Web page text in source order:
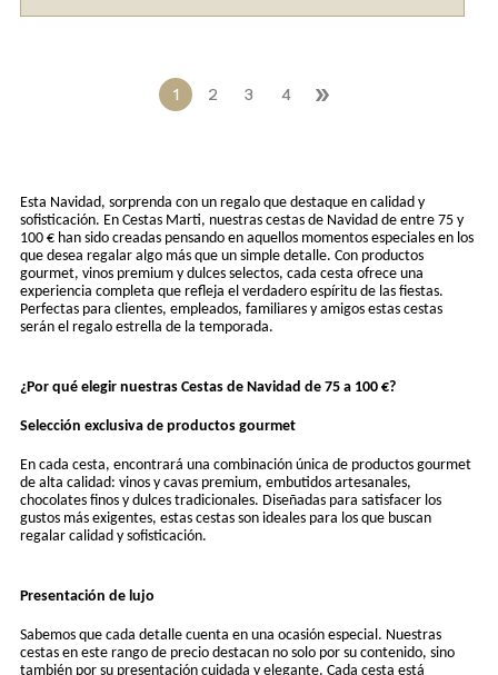
1 2 3 4 »
Esta Navidad, sorprenda con un regalo que destaque en calidad y
sofisticación. En Cestas Marti, nuestras cestas de Navidad de entre 75 y
100 € han sido creadas pensando en aquellos momentos especiales en los
que desea regalar algo más que un simple detalle. Con productos
gourmet, vinos premium y dulces selectos, cada cesta ofrece una
experiencia completa que refleja el verdadero espíritu de las fiestas.
Perfectas para clientes, empleados, familiares y amigos estas cestas
serán el regalo estrella de la temporada.
¿Por qué elegir nuestras Cestas de Navidad de 75 a 100 €?
Selección exclusiva de productos gourmet
En cada cesta, encontrará una combinación única de productos gourmet
de alta calidad: vinos y cavas premium, embutidos artesanales,
chocolates finos y dulces tradicionales. Diseñadas para satisfacer los
gustos más exigentes, estas cestas son ideales para los que buscan
regalar calidad y sofisticación.
Presentación de lujo
Sabemos que cada detalle cuenta en una ocasión especial. Nuestras
cestas en este rango de precio destacan no solo por su contenido, sino
también por su presentación cuidada y elegante. Cada cesta está